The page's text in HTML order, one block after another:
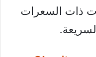
ذات السعرات